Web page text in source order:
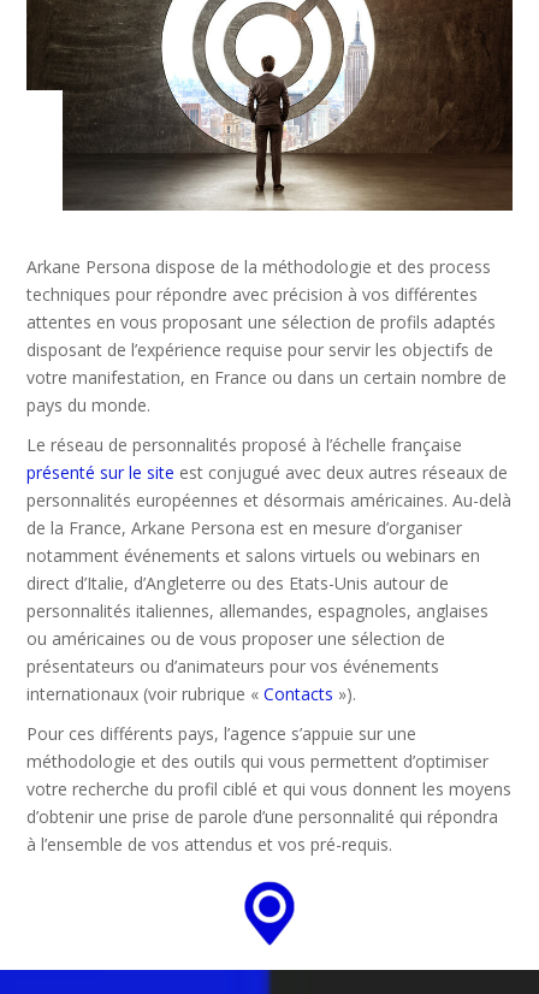
Arkane Persona dispose de la méthodologie et des process
techniques pour répondre avec précision à vos différentes
attentes en vous proposant une sélection de profils adaptés
disposant de l’expérience requise pour servir les objectifs de
votre manifestation, en France ou dans un certain nombre de
pays du monde.
Le réseau de personnalités proposé à l’échelle française
présenté sur le site est conjugué avec deux autres réseaux de
personnalités européennes et désormais américaines. Au-delà
de la France, Arkane Persona est en mesure d’organiser
notamment événements et salons virtuels ou webinars en
direct d’Italie, d’Angleterre ou des Etats-Unis autour de
personnalités italiennes, allemandes, espagnoles, anglaises
ou américaines ou de vous proposer une sélection de
présentateurs ou d’animateurs pour vos événements
internationaux (voir rubrique «Contacts »).
Pour ces différents pays, l’agence s’appuie sur une
méthodologie et des outils qui vous permettent d’optimiser
votre recherche du profil ciblé et qui vous donnent les moyens
d’obtenir une prise de parole d’une personnalité qui répondra
à l’ensemble de vos attendus et vos pré-requis.